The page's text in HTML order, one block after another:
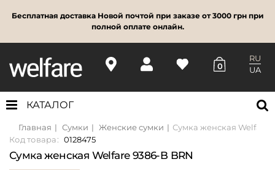
Бесплатная доставка Новой почтой при заказе от 3000 грн при
полной оплате онлайн.
0
RU
UA
КАТАЛОГ
Главная Сумки Женские сумки
Сумка женская Welfare
Код товара: 0128475
Сумка женская Welfare 9386-B BRN